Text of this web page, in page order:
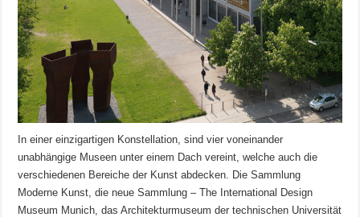
In einer einzigartigen Konstellation, sind vier voneinander
unabhängige Museen unter einem Dach vereint, welche auch die
verschiedenen Bereiche der Kunst abdecken. Die Sammlung
Moderne Kunst, die neue Sammlung – The International Design
Museum Munich, das Architekturmuseum der technischen Universität